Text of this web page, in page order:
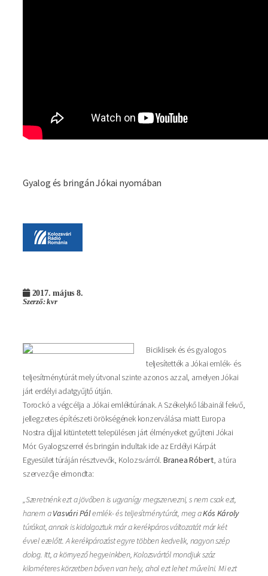
Gyalog és bringán Jókai nyomában
Imagine
2017. május 8.
Szerző: kvr
Biciklisek és és gyalogos
teljesítették a Jókai emlék- és
teljesítménytúrát mely útvonal szinte azonos azzal, amelyen Jókai
járt erdélyi adatgyűjtő útján.
Torockó a végcélja a Jókai emléktúrának. A Székelykő lábainál fekvő,
jellegzetes építészeti örökségének konzerválása miatt Europa
Nostra díjjal kitüntetett településen járt élményeket gyűjteni Jókai
Mór. Gyalogszerrel és bringán indultak ide az Erdélyi Kárpát
Egyesület túráján résztvevők, Kolozsvárról. Branea Róbert, a túra
szervezője elmondta:
„Szeretnénk ezt a jövőben is ugyanígy megszervezni, s nem csak ezt,
hanem aVasvári Pálemlék- és teljesítménytúrát, meg aKós Károly
túrákat, annak is kidolgoztuk már a kerékpáros változatát már két
évvel ezelőtt. A kerékpározást egyre többen kedvelik, nagyon szép
dolog. Itt, a környező hegyeinkben, Kolozsvártól mondjuk száz
kilométeres körzetben bőven van hely, ahol ezt lehet művelni. Mi ezt